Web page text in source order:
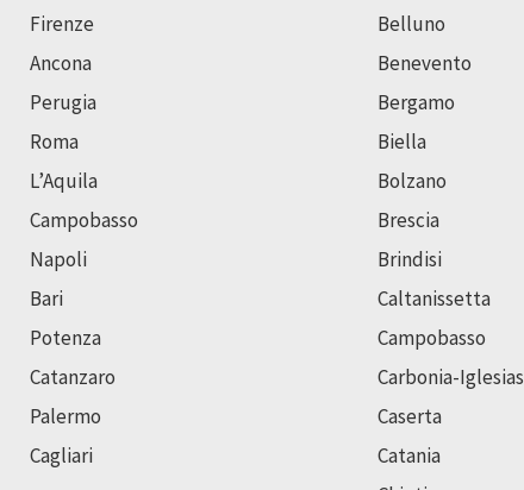
Firenze
Ancona
Perugia
Roma
L’Aquila
Campobasso
Napoli
Bari
Potenza
Catanzaro
Palermo
Cagliari
Belluno
Benevento
Bergamo
Biella
Bolzano
Brescia
Brindisi
Caltanissetta
Campobasso
Carbonia-Iglesias
Caserta
Catania